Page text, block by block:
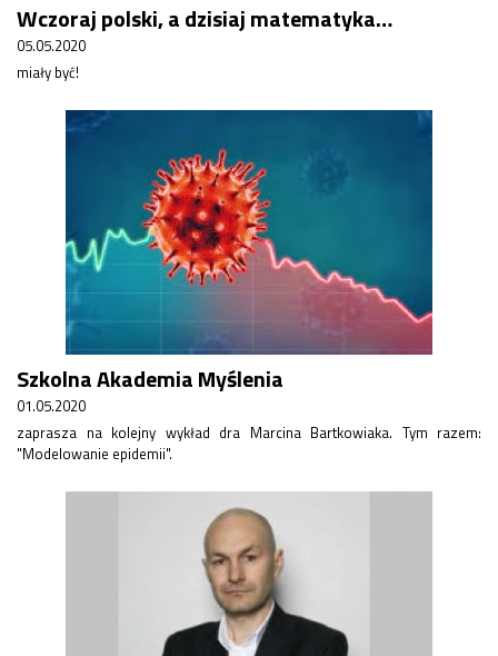
Wczoraj polski, a dzisiaj matematyka…
05.05.2020
miały być!
Szkolna Akademia Myślenia
01.05.2020
zaprasza na kolejny wykład dra Marcina Bartkowiaka. Tym razem:
"Modelowanie epidemii".